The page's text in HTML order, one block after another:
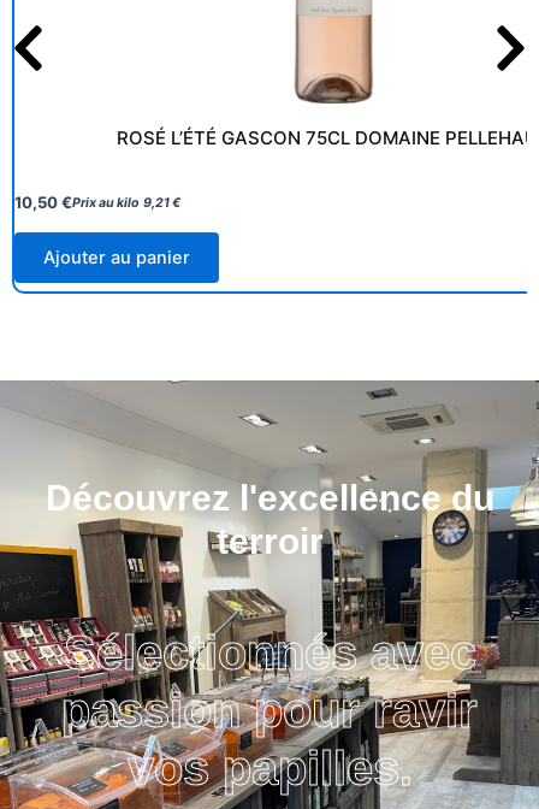
ROSÉ L’ÉTÉ GASCON 75CL DOMAINE
10,50€Prix au kilo 9,21€
Ajouter au panier
Découvrez l'excellence du
terroir
Sélectionnés avec
passion pour ravir
vos papilles.